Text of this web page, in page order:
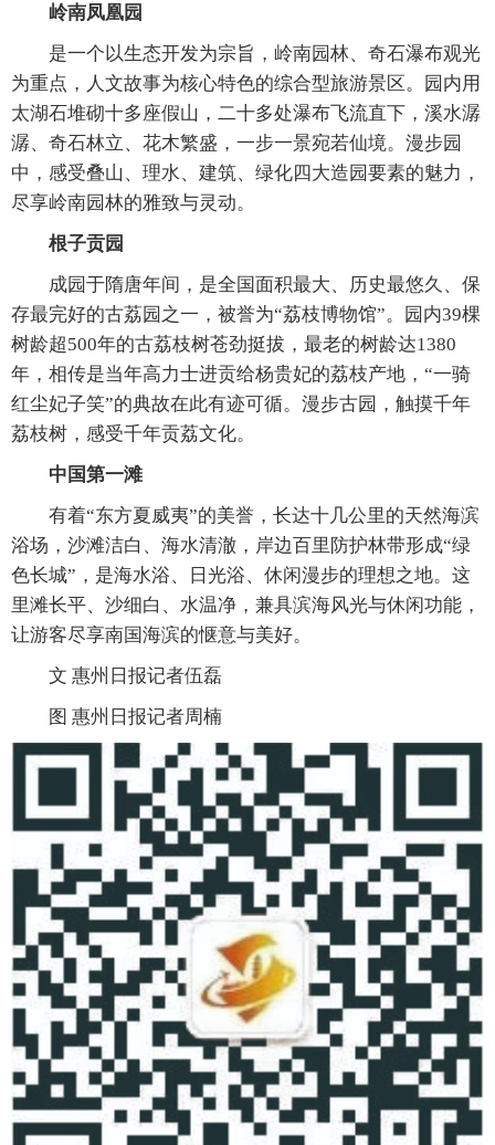
岭南凤凰园
是一个以生态开发为宗旨，岭南园林、奇石瀑布观光
为重点，人文故事为核心特色的综合型旅游景区。园内用
太湖石堆砌十多座假山，二十多处瀑布飞流直下，溪水潺
潺、奇石林立、花木繁盛，一步一景宛若仙境。漫步园
中，感受叠山、理水、建筑、绿化四大造园要素的魅力，
尽享岭南园林的雅致与灵动。
根子贡园
成园于隋唐年间，是全国面积最大、历史最悠久、保
存最完好的古荔园之一，被誉为“荔枝博物馆”。园内39棵
树龄超500年的古荔枝树苍劲挺拔，最老的树龄达1380
年，相传是当年高力士进贡给杨贵妃的荔枝产地，“一骑
红尘妃子笑”的典故在此有迹可循。漫步古园，触摸千年
荔枝树，感受千年贡荔文化。
中国第一滩
有着“东方夏威夷”的美誉，长达十几公里的天然海滨
浴场，沙滩洁白、海水清澈，岸边百里防护林带形成“绿
色长城”，是海水浴、日光浴、休闲漫步的理想之地。这
里滩长平、沙细白、水温净，兼具滨海风光与休闲功能，
让游客尽享南国海滨的惬意与美好。
文 惠州日报记者伍磊
图 惠州日报记者周楠